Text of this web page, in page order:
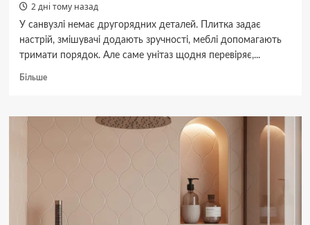
2 дні тому назад
У санвузлі немає другорядних деталей. Плитка задає
настрій, змішувачі додають зручності, меблі допомагають
тримати порядок. Але саме унітаз щодня перевіряє,...
БільшеДокладніше
унітази:
практичний
формат
для
кімнати